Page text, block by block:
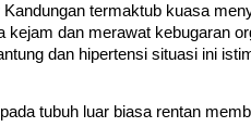
termaktub kuasa
kejam dan merawat kebugaran
dan hipertensi situasi ini
tubuh luar biasa rentan